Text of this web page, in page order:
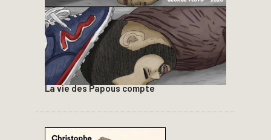
La vie des Papous compte